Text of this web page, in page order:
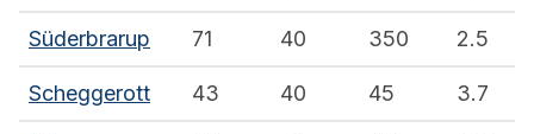
Süderbrarup 71 40 350 2.5
Scheggerott 43 40 45 3.7